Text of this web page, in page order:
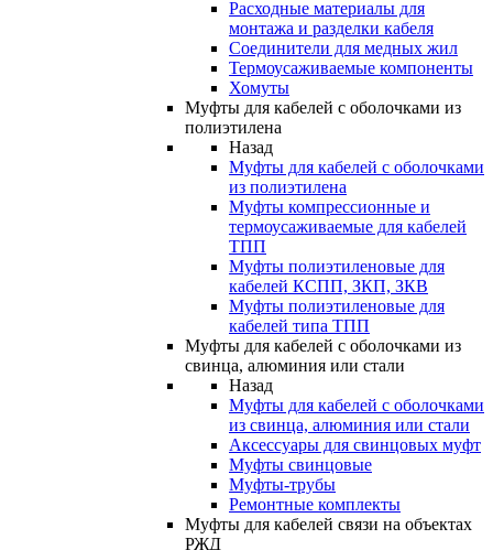
Расходные материалы для
монтажа и разделки кабеля
Соединители для медных жил
Термоусаживаемые компоненты
Хомуты
Муфты для кабелей с оболочками из
полиэтилена
Назад
Муфты для кабелей с оболочками
из полиэтилена
Муфты компрессионные и
термоусаживаемые для кабелей
ТПП
Муфты полиэтиленовые для
кабелей КСПП, ЗКП, ЗКВ
Муфты полиэтиленовые для
кабелей типа ТПП
Муфты для кабелей с оболочками из
свинца, алюминия или стали
Назад
Муфты для кабелей с оболочками
из свинца, алюминия или стали
Аксессуары для свинцовых муфт
Муфты свинцовые
Муфты-трубы
Ремонтные комплекты
Муфты для кабелей связи на объектах
РЖД